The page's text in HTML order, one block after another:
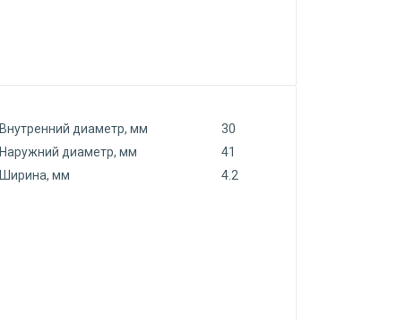
Внутренний диаметр, мм
30
Наружний диаметр, мм
41
Ширина, мм
4.2